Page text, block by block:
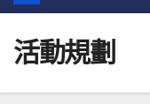
活動規劃